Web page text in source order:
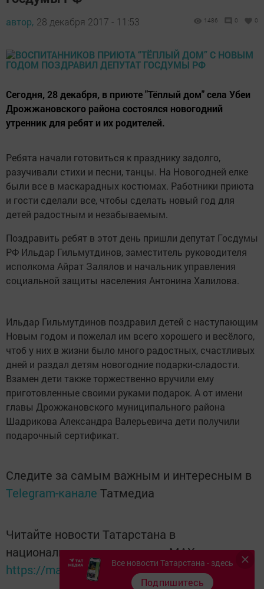
автор, 28 декабря 2017 - 11:53 1486 0 0
Сегодня, 28 декабря, в приюте "Тёплый дом" села Убеи
Дрожжановского района состоялся новогодний
утренник для ребят и их родителей.
Ребята начали готовиться к празднику задолго,
разучивали стихи и песни, танцы. На Новогодней елке
были все в маскарадных костюмах. Работники приюта
и гости сделали все, чтобы сделать новый год для
детей радостным и незабываемым.
Поздравить ребят в этот день пришли депутат Госдумы
РФ Ильдар Гильмутдинов, заместитель руководителя
исполкома Айрат Залялов и начальник управления
социальной защиты населения Антонина Халилова.
Ильдар Гильмутдинов поздравил детей с наступающим
Новым годом и пожелал им всего хорошего и весёлого,
чтоб у них в жизни было много радостных, счастливых
дней и раздал детям новогодние подарки-сладости.
Взамен дети также торжественно вручили ему
приготовленные своими руками подарок. А от имени
главы Дрожжановского муниципального района
Шадрикова Александра Валерьевича дети получили
подарочный сертификат.
Следите за самым важным и интересным в
Telegram-канале Татмедиа
Читайте новости Татарстана в
национальном мессенджере MАХ:
https://max.ru/tatmediaВсе новости Татарстана - здесь
Подпишитесь